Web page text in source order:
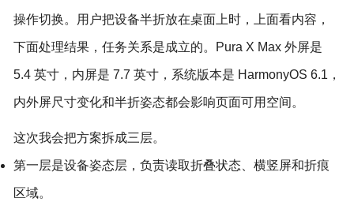
操作切换。用户把设备半折放在桌面上时，上面看内容，
下面处理结果，任务关系是成立的。Pura X Max 外屏是
5.4 英寸，内屏是 7.7 英寸，系统版本是 HarmonyOS 6.1，
内外屏尺寸变化和半折姿态都会影响页面可用空间。
这次我会把方案拆成三层。
第一层是设备姿态层，负责读取折叠状态、横竖屏和折痕
区域。